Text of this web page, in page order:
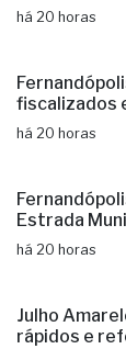
há 20 horas
fiscalizados
há 20 horas
Estrada
há 20 horas
Julho
rápidos e